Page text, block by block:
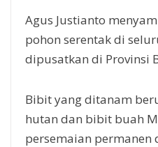
Agus Justianto
pohon serentak di
dipusatkan di Provinsi
Bibit yang ditanam
hutan dan bibit buah
persemaian permanen